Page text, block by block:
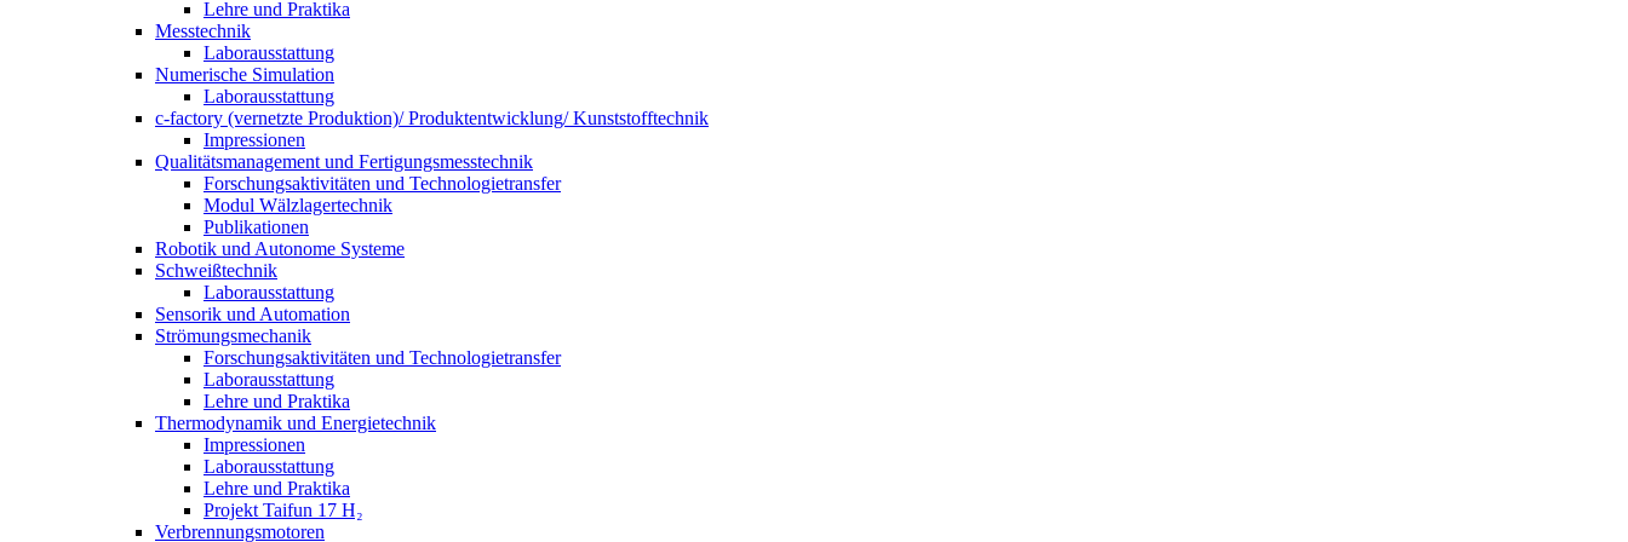
Lehre und Praktika
Messtechnik
Laborausstattung
Numerische Simulation
Laborausstattung
c-factory (vernetzte Produktion)/ Produktentwicklung/ Kunststofftechnik
Impressionen
Qualitätsmanagement und Fertigungsmesstechnik
Forschungsaktivitäten und Technologietransfer
Modul Wälzlagertechnik
Publikationen
Robotik und Autonome Systeme
Schweißtechnik
Laborausstattung
Sensorik und Automation
Strömungsmechanik
Forschungsaktivitäten und Technologietransfer
Laborausstattung
Lehre und Praktika
Thermodynamik und Energietechnik
Impressionen
Laborausstattung
Lehre und Praktika
Projekt Taifun 17 H₂
Verbrennungsmotoren